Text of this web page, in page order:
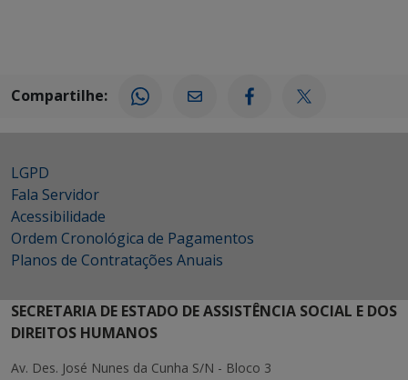
Compartilhe:
LGPD
Fala Servidor
Acessibilidade
Ordem Cronológica de Pagamentos
Planos de Contratações Anuais
SECRETARIA DE ESTADO DE ASSISTÊNCIA SOCIAL E DOS
DIREITOS HUMANOS
Av. Des. José Nunes da Cunha S/N - Bloco 3